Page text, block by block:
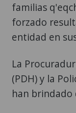
familias
forzado
entidad en
La
(PDH) y la
han brindado